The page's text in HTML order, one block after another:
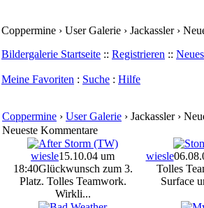
Coppermine › User Galerie › Jackassler ›
Bildergalerie Startseite :: Registrieren ::
Meine Favoriten : Suche : Hilfe
Coppermine › User Galerie › Jackassler ›
Neueste Kommentare
wiesle15.10.04 um
18:40Glückwunsch zum 3.
Platz. Tolles Teamwork.
Wirkli...
wiesle
Tolles
Surface